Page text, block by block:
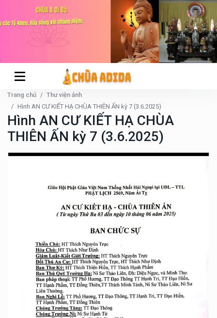
Trang chủ
Thư viện ảnh
Hình AN CƯ KIẾT HẠ CHÙA THIÊN ẤN kỳ 7 (3.6.2025)
Hình AN CƯ KIẾT HẠ CHÙA
THIÊN ẤN kỳ 7 (3.6.2025)